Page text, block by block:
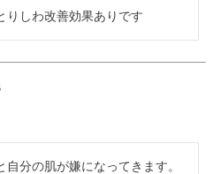
りしわ改善効果ありです
分の肌が嫌になってきます。